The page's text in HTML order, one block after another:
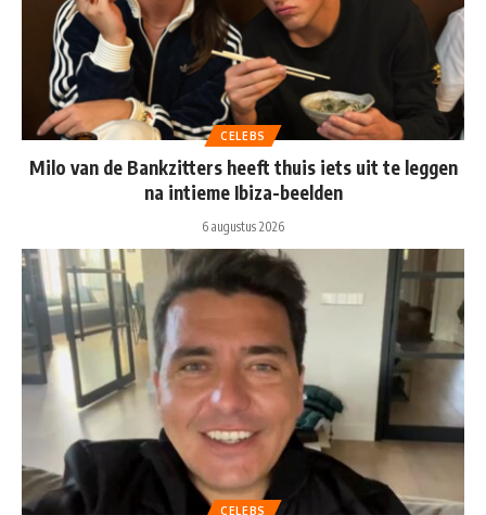
CELEBS
Milo van de Bankzitters heeft thuis iets uit te leggen
na intieme Ibiza-beelden
6 augustus 2026
CELEBS